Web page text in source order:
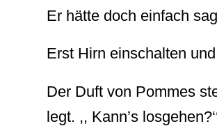
Er hätte doch einfach
Erst Hirn einschalten
Der Duft von Pommes
legt. ,, Kann’s